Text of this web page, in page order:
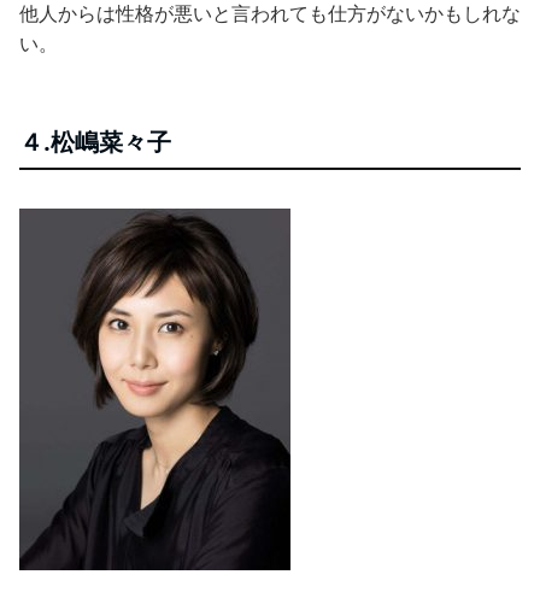
他人からは性格が悪いと言われても仕方がないかもしれな
い。
４.松嶋菜々子